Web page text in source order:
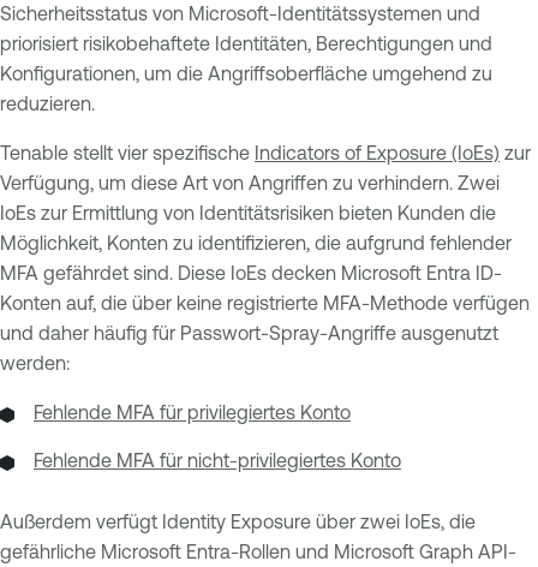
Sicherheitsstatus von Microsoft-Identitätssystemen und
priorisiert risikobehaftete Identitäten, Berechtigungen und
Konfigurationen, um die Angriffsoberfläche umgehend zu
reduzieren.
Tenable stellt vier spezifische Indicators of Exposure (IoEs) zur
Verfügung, um diese Art von Angriffen zu verhindern. Zwei
IoEs zur Ermittlung von Identitätsrisiken bieten Kunden die
Möglichkeit, Konten zu identifizieren, die aufgrund fehlender
MFA gefährdet sind. Diese IoEs decken Microsoft Entra ID-
Konten auf, die über keine registrierte MFA-Methode verfügen
und daher häufig für Passwort-Spray-Angriffe ausgenutzt
werden:
Fehlende MFA für privilegiertes Konto
Fehlende MFA für nicht-privilegiertes Konto
Außerdem verfügt Identity Exposure über zwei IoEs, die
gefährliche Microsoft Entra-Rollen und Microsoft Graph API-